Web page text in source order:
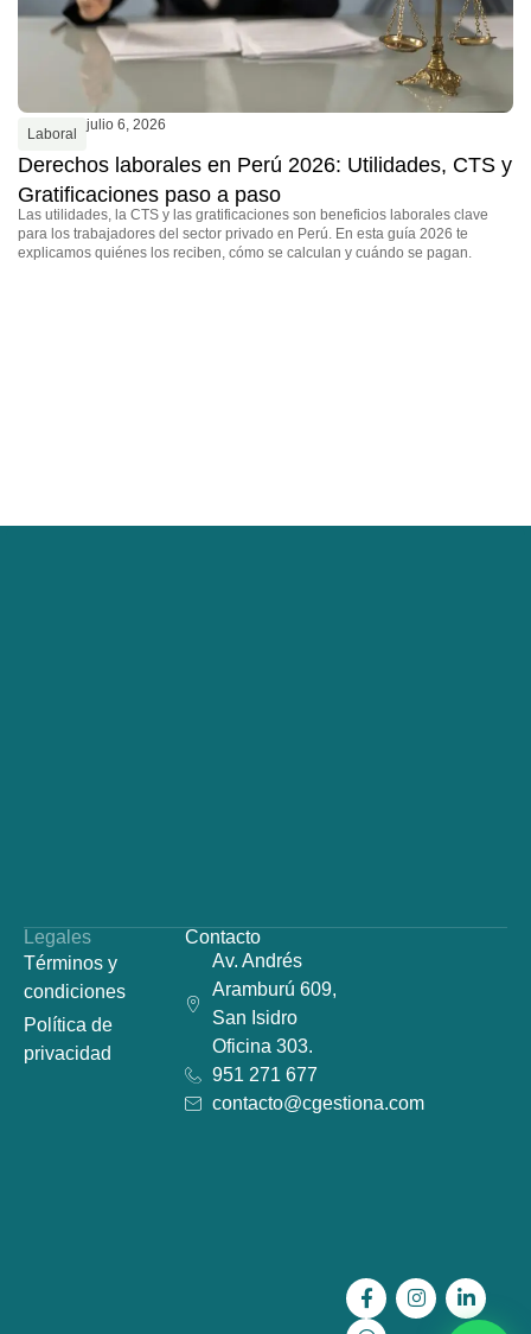
Laboral
julio 6, 2026
Derechos laborales en Perú 2026: Utilidades, CTS y
Gratificaciones paso a paso
Las utilidades, la CTS y las gratificaciones son beneficios laborales clave
para los trabajadores del sector privado en Perú. En esta guía 2026 te
explicamos quiénes los reciben, cómo se calculan y cuándo se pagan.
Legales
Términos y
condiciones
Política de
privacidad
Contacto
Av. Andrés
Aramburú 609,
San Isidro
Oficina 303.
951 271 677
contacto@cgestiona.com